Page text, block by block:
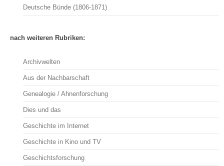
Deutsche Bünde (1806-1871)
nach weiteren Rubriken:
Archivwelten
Aus der Nachbarschaft
Genealogie / Ahnenforschung
Dies und das
Geschichte im Internet
Geschichte in Kino und TV
Geschichtsforschung